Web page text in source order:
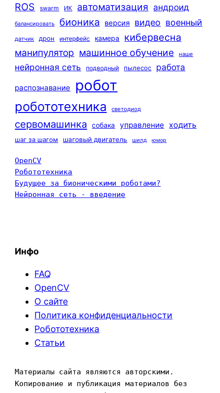
ROS swarm ИК автоматизация андроид
балансировать бионика версия видео военный
датчик дрон интерфейс камера кибервесна
манипулятор машинное обучение наше
нейронная сеть подводный пылесос работа
распознавание робот
робототехника светодиод
сервомашинка собака управление ходить
шаг за шагом шаговый двигатель шилд юмор
OpenCV
Робототехника
Будущее за бионическими роботами?
Нейронная сеть - введение
Инфо
FAQ
OpenCV
О сайте
Политика конфиденциальности
Робототехника
Статьи
Материалы сайта являются авторскими.
Копирование и публикация материалов без